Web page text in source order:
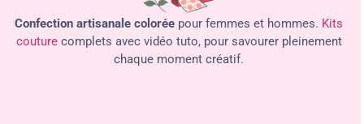
Confection artisanale colorée pour femmes et hommes. Kits
couturecomplets avec vidéo tuto, pour savourer pleinement
chaque moment créatif.